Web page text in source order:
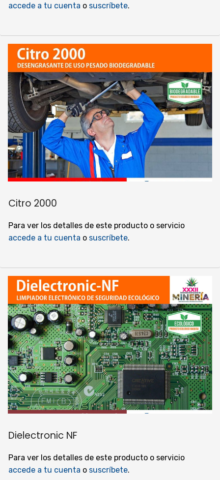
accede a tu cuenta o suscríbete.
Citro 2000
Para ver los detalles de este producto o servicio
accede a tu cuenta o suscríbete.
Dielectronic NF
Para ver los detalles de este producto o servicio
accede a tu cuenta o suscríbete.